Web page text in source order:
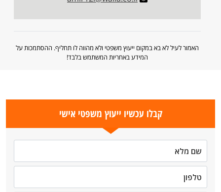
האמור לעיל לא בא במקום ייעוץ משפטי ולא מהווה לו תחליף. ההסתמכות על
המידע באחריות המשתמש בלבד!
קבלו עכשיו ייעוץ משפטי אישי